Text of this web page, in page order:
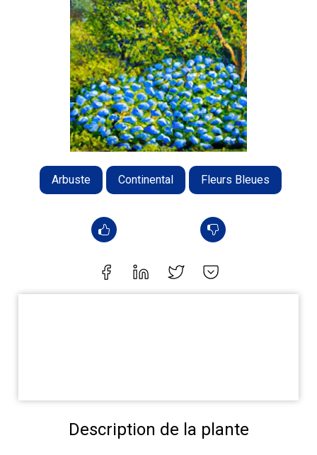
Arbuste Continental Fleurs Bleues
Description de la plante